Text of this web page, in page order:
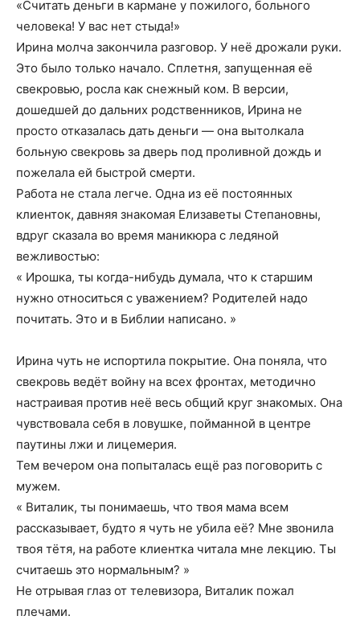
«Считать деньги в кармане у пожилого, больного
человека! У вас нет стыда!»
Ирина молча закончила разговор. У неё дрожали руки.
Это было только начало. Сплетня, запущенная её
свекровью, росла как снежный ком. В версии,
дошедшей до дальних родственников, Ирина не
просто отказалась дать деньги — она вытолкала
больную свекровь за дверь под проливной дождь и
пожелала ей быстрой смерти.
Работа не стала легче. Одна из её постоянных
клиенток, давняя знакомая Елизаветы Степановны,
вдруг сказала во время маникюра с ледяной
вежливостью:
« Ирошка, ты когда-нибудь думала, что к старшим
нужно относиться с уважением? Родителей надо
почитать. Это и в Библии написано. »
Ирина чуть не испортила покрытие. Она поняла, что
свекровь ведёт войну на всех фронтах, методично
настраивая против неё весь общий круг знакомых. Она
чувствовала себя в ловушке, пойманной в центре
паутины лжи и лицемерия.
Тем вечером она попыталась ещё раз поговорить с
мужем.
« Виталик, ты понимаешь, что твоя мама всем
рассказывает, будто я чуть не убила её? Мне звонила
твоя тётя, на работе клиентка читала мне лекцию. Ты
считаешь это нормальным? »
Не отрывая глаз от телевизора, Виталик пожал
плечами.